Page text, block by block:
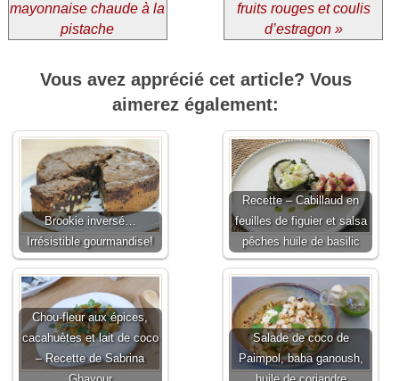
mayonnaise chaude à la
pistache
fruits rouges et coulis
d’estragon »
Vous avez apprécié cet article? Vous
aimerez également:
Brookie inversé…
Irrésistible gourmandise!
Recette – Cabillaud en
feuilles de figuier et salsa
pêches huile de basilic
Chou-fleur aux épices,
cacahuètes et lait de coco
– Recette de Sabrina
Salade de coco de
Paimpol, baba ganoush,